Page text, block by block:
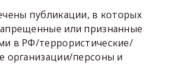
публикации, в которых
или признанные
в РФ/террористические/
организации/персоны и